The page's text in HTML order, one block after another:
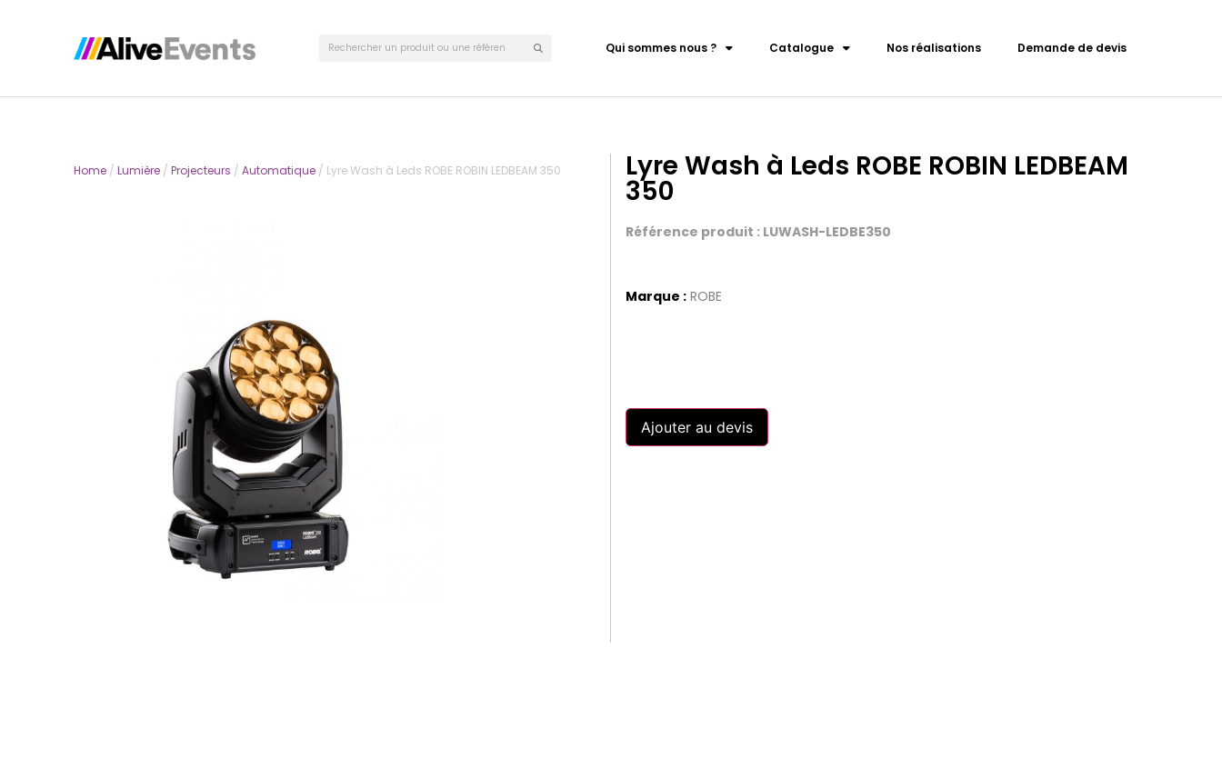
Qui sommes nous ? Catalogue Nos réalisations Demande de devis
Home / Lumière / Projecteurs / Automatique / Lyre Wash à Leds ROBE ROBIN LEDBEAM 350 Lyre Wash à Leds ROBE ROBIN LEDBEAM
350
Référence produit : LUWASH-LEDBE350
Marque : ROBE
Ajouter au devis